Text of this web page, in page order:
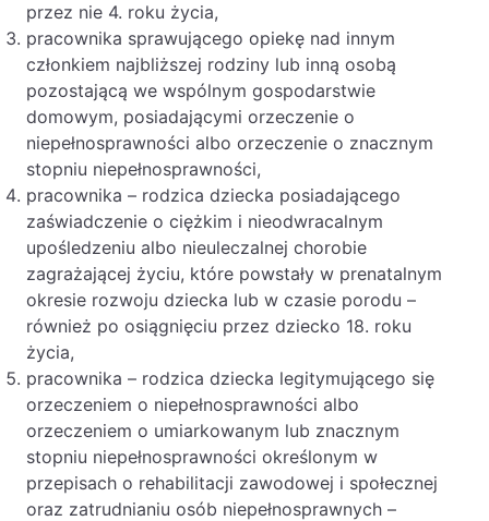
przez nie 4. roku życia,
pracownika sprawującego opiekę nad innym
członkiem najbliższej rodziny lub inną osobą
pozostającą we wspólnym gospodarstwie
domowym, posiadającymi orzeczenie o
niepełnosprawności albo orzeczenie o znacznym
stopniu niepełnosprawności,
pracownika – rodzica dziecka posiadającego
zaświadczenie o ciężkim i nieodwracalnym
upośledzeniu albo nieuleczalnej chorobie
zagrażającej życiu, które powstały w prenatalnym
okresie rozwoju dziecka lub w czasie porodu –
również po osiągnięciu przez dziecko 18. roku
życia,
pracownika – rodzica dziecka legitymującego się
orzeczeniem o niepełnosprawności albo
orzeczeniem o umiarkowanym lub znacznym
stopniu niepełnosprawności określonym w
przepisach o rehabilitacji zawodowej i społecznej
oraz zatrudnianiu osób niepełnosprawnych –